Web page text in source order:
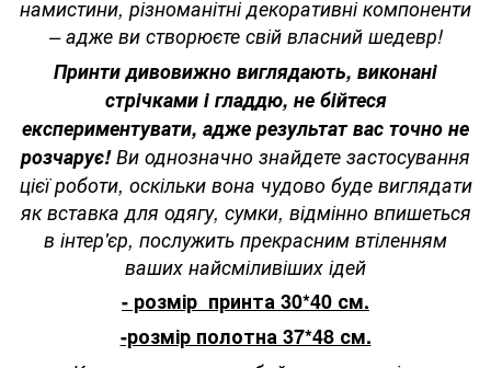
намистини, різноманітні декоративні компоненти
– адже ви створюєте свій власний шедевр!
Принти дивовижно виглядають, виконані
стрічками і гладдю, не бійтеся
експериментувати, адже результат вас точно не
розчарує! Ви однозначно знайдете застосування
цієї роботи, оскільки вона чудово буде виглядати
як вставка для одягу, сумки, відмінно впишеться
в інтер'єр, послужить прекрасним втіленням
ваших найсміливіших ідей
- розмір принта 30*40 см.
-розмір полотна 37*48 см.